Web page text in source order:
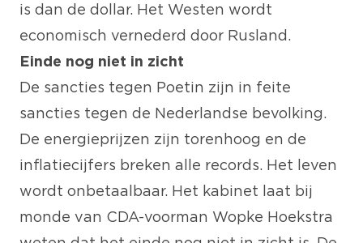
is dan de dollar. Het Westen wordt
economisch vernederd door Rusland.
Einde nog niet in zicht
De sancties tegen Poetin zijn in feite
sancties tegen de Nederlandse bevolking.
De energieprijzen zijn torenhoog en de
inflatiecijfers breken alle records. Het leven
wordt onbetaalbaar. Het kabinet laat bij
monde van CDA-voorman Wopke Hoekstra